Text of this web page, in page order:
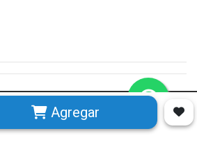
Agregar
Alba 2 • Chicureo, Colina • Chile